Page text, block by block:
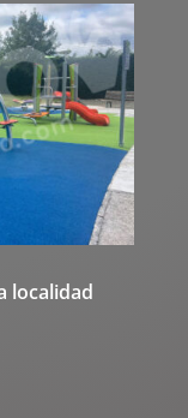
localidad